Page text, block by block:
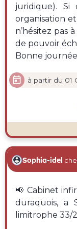
juridique). Si
organisation
n’hésitez pas
de pouvoir
Bonne
 à partir du 01
Sophia-idel
📢 Cabinet
duraquois, a
limitrophe 33/